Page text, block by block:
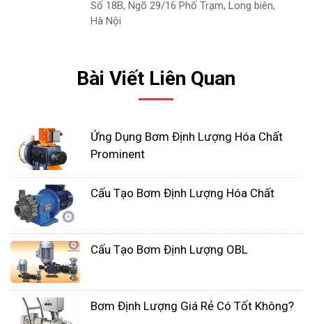
Việc chọn bơm định lượng không thể được thực
hiện cho đến khi xác định được tốc độ dòng chảy,
áp suất xả và loại chất lỏng phù hợp cho ứng dụng
cụ thể. Sau khi xác định được điều đó, có thể chọn
loại bơm định lượng, tức là màng thủy lực, màng
kích hoạt cơ học, dẫn động bằng điện từ hoặc kiểu
piston.
Số 18B, Ngõ 29/16 Phố Trạm, Long biên,
Hà Nội
Bài Viết Liên Quan
Ứng Dụng Bơm Định Lượng Hóa Chất
Prominent
Cấu Tạo Bơm Định Lượng Hóa Chất
Cấu Tạo Bơm Định Lượng OBL
Bơm Định Lượng Giá Rẻ Có Tốt Không?